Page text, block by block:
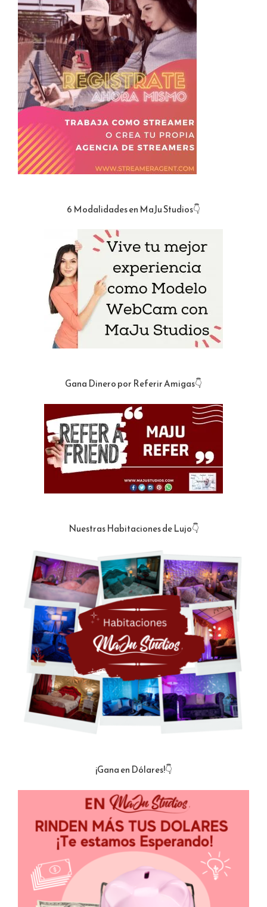
6 Modalidades en MaJu Studios👇
Gana Dinero por Referir Amigas👇
Nuestras Habitaciones de Lujo👇
¡Gana en Dólares!👇